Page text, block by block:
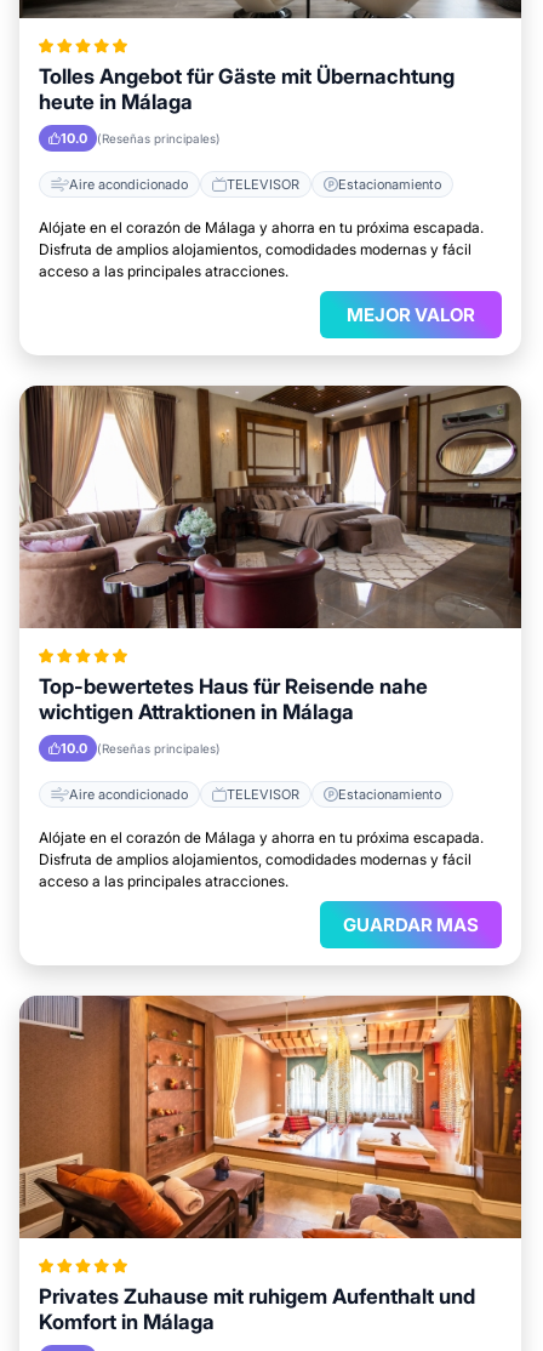
Tolles Angebot für Gäste mit Übernachtung
heute in Málaga
10.0 (Reseñas principales)
Aire acondicionado TELEVISOR Estacionamiento
Alójate en el corazón de Málaga y ahorra en tu próxima escapada.
Disfruta de amplios alojamientos, comodidades modernas y fácil
acceso a las principales atracciones.
MEJOR VALOR
Top-bewertetes Haus für Reisende nahe
wichtigen Attraktionen in Málaga
10.0 (Reseñas principales)
Aire acondicionado TELEVISOR Estacionamiento
Alójate en el corazón de Málaga y ahorra en tu próxima escapada.
Disfruta de amplios alojamientos, comodidades modernas y fácil
acceso a las principales atracciones.
GUARDAR MAS
Privates Zuhause mit ruhigem Aufenthalt und
Komfort in Málaga